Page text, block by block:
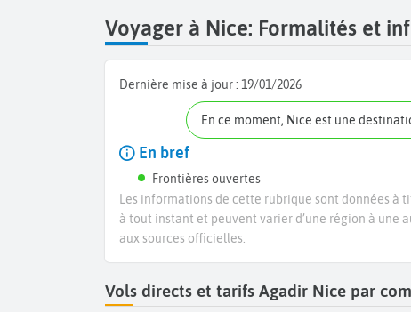
Voyager à Nice: Formalités et
Dernière mise à jour : 19/01/2026
En ce moment, Nice est une
En bref
Frontières ouvertes
Les informations de cette rubrique sont données à
à tout instant et peuvent varier d’une région à une
aux sources officielles.
Vols directs et tarifs Agadir Nice par